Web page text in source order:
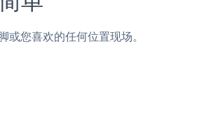
您喜欢的任何位置现场。